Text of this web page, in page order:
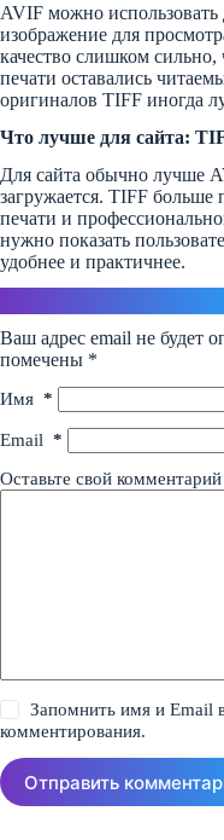
AVIF можно использовать
изображение для
качество слишком
печати оставались
оригиналов TIFF иногда
Что лучше для сайта:
Для сайта обычно лучше
загружается. TIFF больше
печати и
нужно показать
удобнее и практичнее.
Ваш адрес email не будет
помечены *
Имя *
Email *
Оставьте свой комментарий
Запомнить имя и Email
комментирования.
Отправить